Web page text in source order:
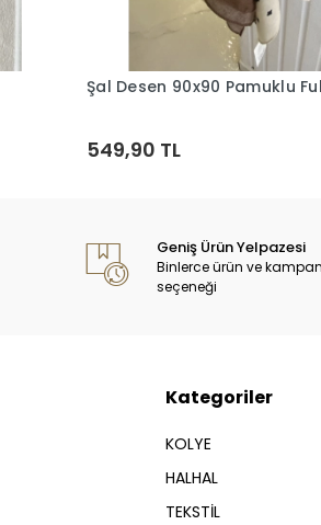
Sepete Ekle
Şal Desen 90x90 Pamuklu
549,90 TL
Geniş Ürün Yelpazesi
Binlerce ürün ve
seçeneği
Kategoriler
KOLYE
HALHAL
TEKSTİL